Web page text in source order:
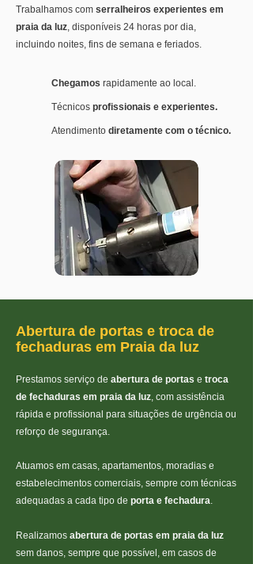
Trabalhamos com serralheiros experientes em
praia da luz, disponíveis 24 horas por dia,
incluindo noites, fins de semana e feriados.
Chegamos rapidamente ao local.
Técnicos profissionais e experientes.
Atendimento diretamente com o técnico.
Abertura de portas e troca de
fechaduras em Praia da luz
Prestamos serviço de abertura de portas e troca
de fechaduras em praia da luz, com assistência
rápida e profissional para situações de urgência ou
reforço de segurança.
Atuamos em casas, apartamentos, moradias e
estabelecimentos comerciais, sempre com técnicas
adequadas a cada tipo de porta e fechadura.
Realizamos abertura de portas em praia da luz
sem danos, sempre que possível, em casos de